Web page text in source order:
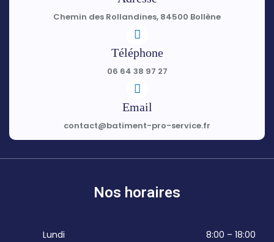
Chemin des Rollandines, 84500 Bollène
Téléphone
06 64 38 97 27
Email
contact@batiment-pro-service.fr
Nos horaires
Lundi 8:00 – 18:00